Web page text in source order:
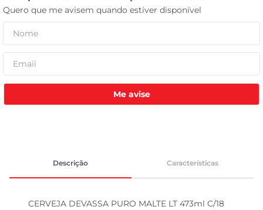
Me avise
Descrição Características
CERVEJA DEVASSA PURO MALTE LT 473ml C/18